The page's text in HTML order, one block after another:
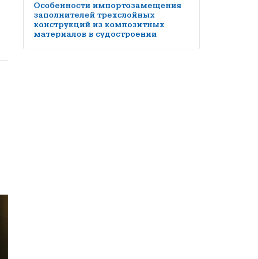
Особенности импортозамещения
заполнителей трехслойных
конструкций из композитных
материалов в судостроении